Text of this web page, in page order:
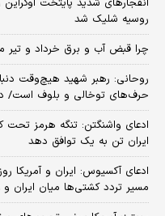
روسیه شلیک شد
چرا قبض آب و برق خرداد و تیر ماه ۳ تا ۴ برابر شده
روحانی: رهبر شهید هیچ‌وقت
حرف‌های توخالی و بلوف است/ دولت در این ۱۴ ماه
ادعای واشنگتن: تنگه هرمز تحت
ایران تن به یک توافق دهد
ادعای آکسیوس: ایران و آمریکا
مسیر تردد کشتی‌ها میان ایران و